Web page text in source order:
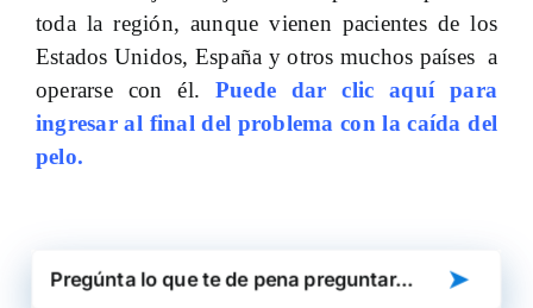
toda la región, aunque vienen pacientes de los
Estados Unidos, España y otros muchos países a
operarse con él. Puede dar clic aquí para
ingresar al final del problema con la caída del
pelo.
➤